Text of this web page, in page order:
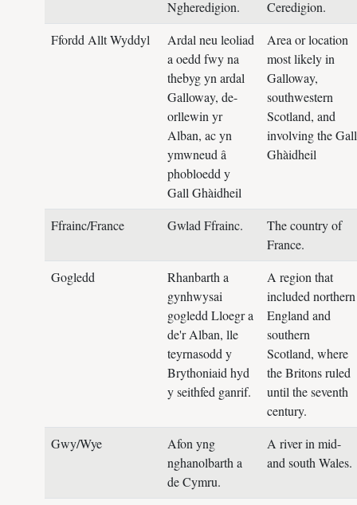
Ngheredigion.
Ceredigion.
Ffordd Allt Wyddyl
Ardal neu leoliad
a oedd fwy na
thebyg yn ardal
Galloway, de-
orllewin yr
Alban, ac yn
ymwneud â
phobloedd y
Gall Ghàidheil
Area or location
most likely in
Galloway,
southwestern
Scotland, and
involving the Gall
Ghàidheil
Ffrainc/France Gwlad Ffrainc.
The country of
France.
Gogledd
Rhanbarth a
gynhwysai
gogledd Lloegr a
de'r Alban, lle
teyrnasodd y
Brythoniaid hyd
y seithfed ganrif.
A region that
included northern
England and
southern
Scotland, where
the Britons ruled
until the seventh
century.
Gwy/Wye
Afon yng
nghanolbarth a
de Cymru.
A river in mid-
and south Wales.